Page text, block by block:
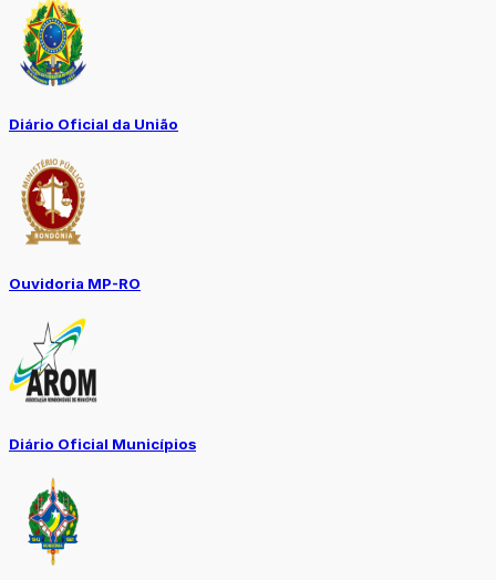
Diário Oficial da União
Ouvidoria MP-RO
Diário Oficial Municípios